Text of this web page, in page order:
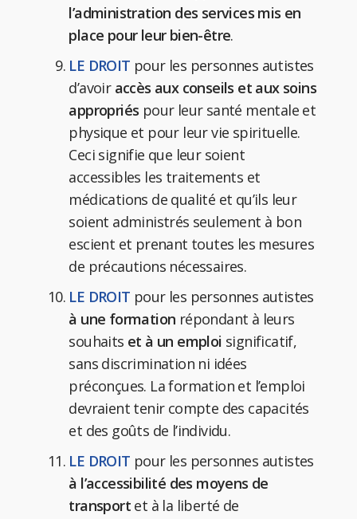
l’administration des services mis en
place pour leur bien-être.
LE DROIT pour les personnes autistes
d’avoir accès aux conseils et aux soins
appropriés pour leur santé mentale et
physique et pour leur vie spirituelle.
Ceci signifie que leur soient
accessibles les traitements et
médications de qualité et qu’ils leur
soient administrés seulement à bon
escient et prenant toutes les mesures
de précautions nécessaires.
LE DROIT pour les personnes autistes
à une formation répondant à leurs
souhaits et à un emploi significatif,
sans discrimination ni idées
préconçues. La formation et l’emploi
devraient tenir compte des capacités
et des goûts de l’individu.
LE DROIT pour les personnes autistes
à l’accessibilité des moyens de
transportet à la liberté de